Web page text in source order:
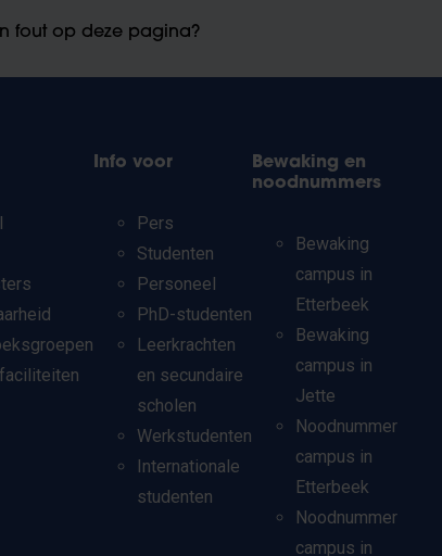
fout op deze pagina?
Info voor
Pers
Studenten
Personeel
PhD-studenten
Leerkrachten
en secundaire
scholen
Werkstudenten
Internationale
studenten
Bewaking en
noodnummers
Bewaking
campus in
Etterbeek
Bewaking
campus in
Jette
Noodnummer
campus in
Etterbeek
Noodnummer
campus in